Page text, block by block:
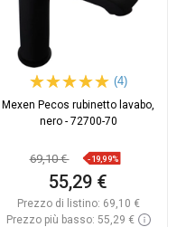
(4)
Mexen Pecos rubinetto lavabo,
nero - 72700-70
69,10 € -19,99%
55,29 €
Prezzo di listino: 69,10 €
Prezzo più basso: 55,29 €